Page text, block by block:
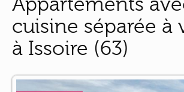
cuisine séparée à
à Issoire (63)